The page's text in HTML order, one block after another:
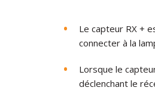
Le capteur RX +
connecter à la
Lorsque le
déclenchant le